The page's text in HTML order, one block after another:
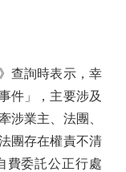
查詢時表示，幸
件」，主要涉及
涉業主、法團、
團存在權責不清
費委託公正行處